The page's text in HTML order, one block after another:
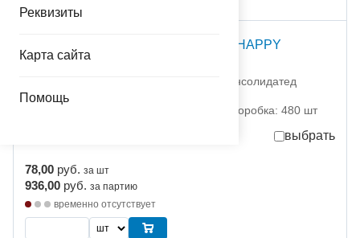
Реквизиты
Карта сайта
Помощь
Пакет бум Зверюшки HAPPY
1509-1382 Дженерал Консолидатед
партия поставки: 12 шт коробка: 480 шт
выбрать
78,00 руб. за шт
936,00 руб. за партию
временно отсутствует